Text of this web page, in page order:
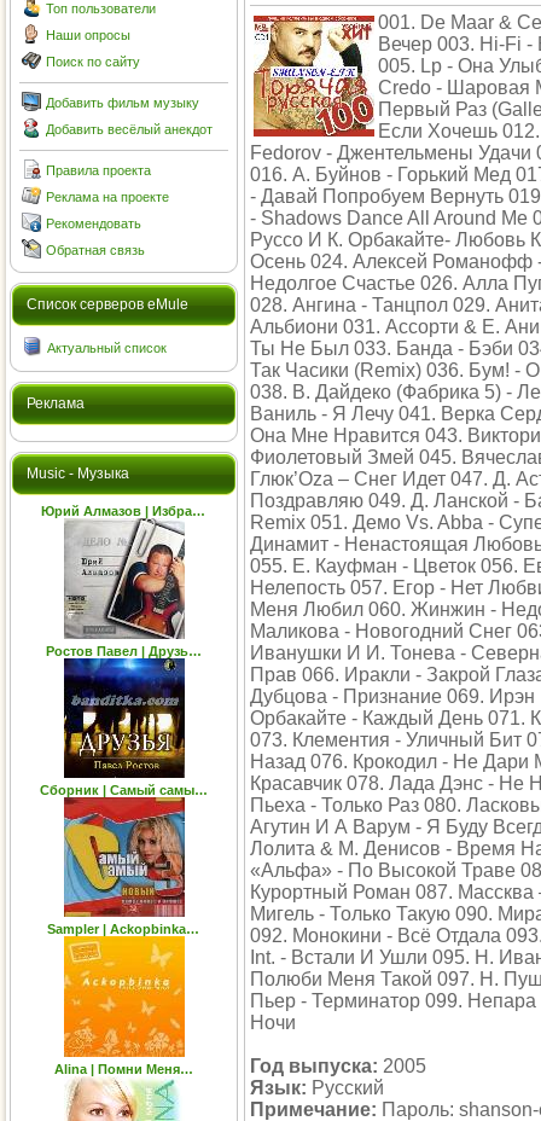
Топ пользователи
Наши опросы
Поиск по сайту
Добавить фильм музыку
Добавить весёлый анекдот
Правила проекта
Реклама на проекте
Рекомендовать
Обратная связь
Cписок серверов eMule
Актуальный список
Реклама
Music - Музыка
Юрий Алмазов | Избра…
Ростов Павел | Друзь…
Сборник | Самый самы…
Sampler | Ackopbinka…
Alina | Помни Меня…
001. De Maar &
Вечер 003. Hi-Fi
005. Lp - Она
Credo - Шаровая
Первый Раз
Если Хочешь
Fedorov - Джентельмены
016. А. Буйнов - Горький Мед
- Давай Попробуем Вернуть
- Shadows Dance All Around
Руссо И К. Орбакайте- Любовь
Осень 024. Алексей
Недолгое Счастье 026. Алла
028. Ангина - Танцпол 029.
Альбиони 031. Ассорти & Е.
Ты Не Был 033. Банда - Бэби
Так Часики (Remix) 036. Бум! -
038. В. Дайдеко (Фабрика 5) -
Ваниль - Я Лечу 041. Верка
Она Мне Нравится 043.
Фиолетовый Змей 045.
Глюк’Оza – Снег Идет 047. Д.
Поздравляю 049. Д. Ланской -
Remix 051. Демо Vs. Abba -
Динамит - Ненастоящая
055. Е. Кауфман - Цветок 056.
Нелепость 057. Егор - Нет
Меня Любил 060. Жинжин -
Маликова - Новогодний Снег
Иванушки И И. Тонева -
Прав 066. Иракли - Закрой
Дубцова - Признание 069.
Орбакайте - Каждый День 071.
073. Клементия - Уличный Бит
Назад 076. Крокодил - Не Дари
Красавчик 078. Лада Дэнс - Не
Пьеха - Только Раз 080.
Агутин И А Варум - Я Буду
Лолита & М. Денисов - Время
«Альфа» - По Высокой Траве
Курортный Роман 087.
Мигель - Только Такую 090.
092. Монокини - Всё Отдала
Int. - Встали И Ушли 095. Н.
Полюби Меня Такой 097. Н.
Пьер - Терминатор 099.
Ночи
Год выпуска: 2005
Язык: Русский
Примечание: Пароль: